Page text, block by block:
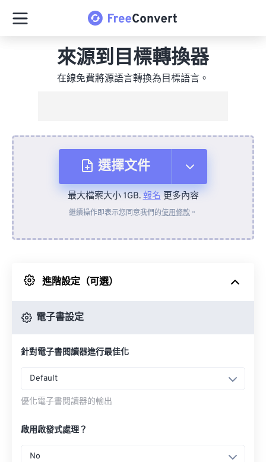
來源到目標轉換器
在線免費將源語言轉換為目標語言。
選擇文件
來自裝置
來自 Google 雲端硬碟
最大檔案大小 1GB.報名更多內容
繼續操作即表示您同意我們的使用條款 。
進階設定（可選）
電子書設定
針對電子書閱讀器進行最佳化
Default
優化電子書閱讀器的輸出
啟用啟發式處理？
No